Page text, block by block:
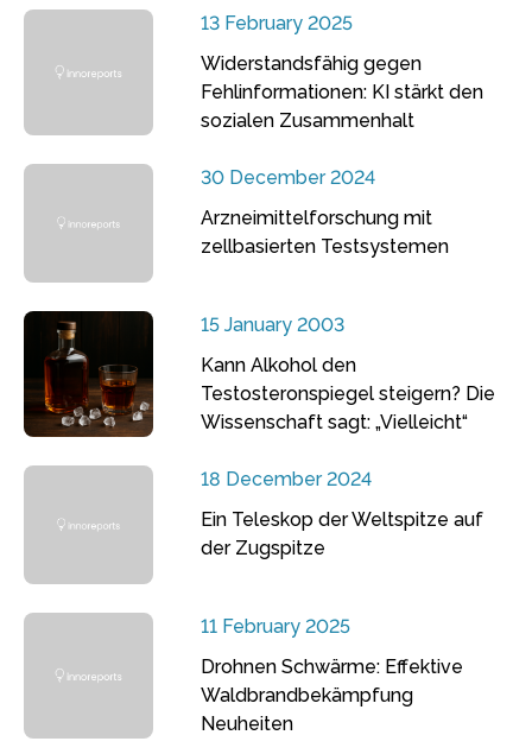
13 February 2025
Widerstandsfähig gegen
Fehlinformationen: KI stärkt den
sozialen Zusammenhalt
30 December 2024
Arzneimittelforschung mit
zellbasierten Testsystemen
15 January 2003
Kann Alkohol den
Testosteronspiegel steigern? Die
Wissenschaft sagt: „Vielleicht“
18 December 2024
Ein Teleskop der Weltspitze auf
der Zugspitze
11 February 2025
Drohnen Schwärme: Effektive
Waldbrandbekämpfung
Neuheiten